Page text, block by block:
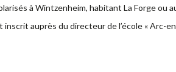
à Wintzenheim, habitant La Forge ou
auprès du directeur de l’école « Arc-